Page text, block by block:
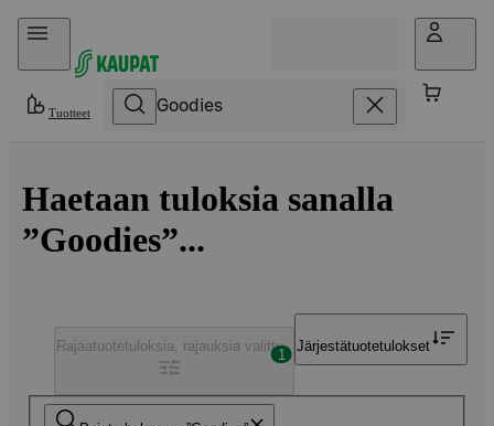
Hyppää sisältöön
Tuotteet
Haetaan tuloksia sanalla
”Goodies”...
Rajaatuotetuloksia, rajauksia valittu
1
Järjestätuotetulokset